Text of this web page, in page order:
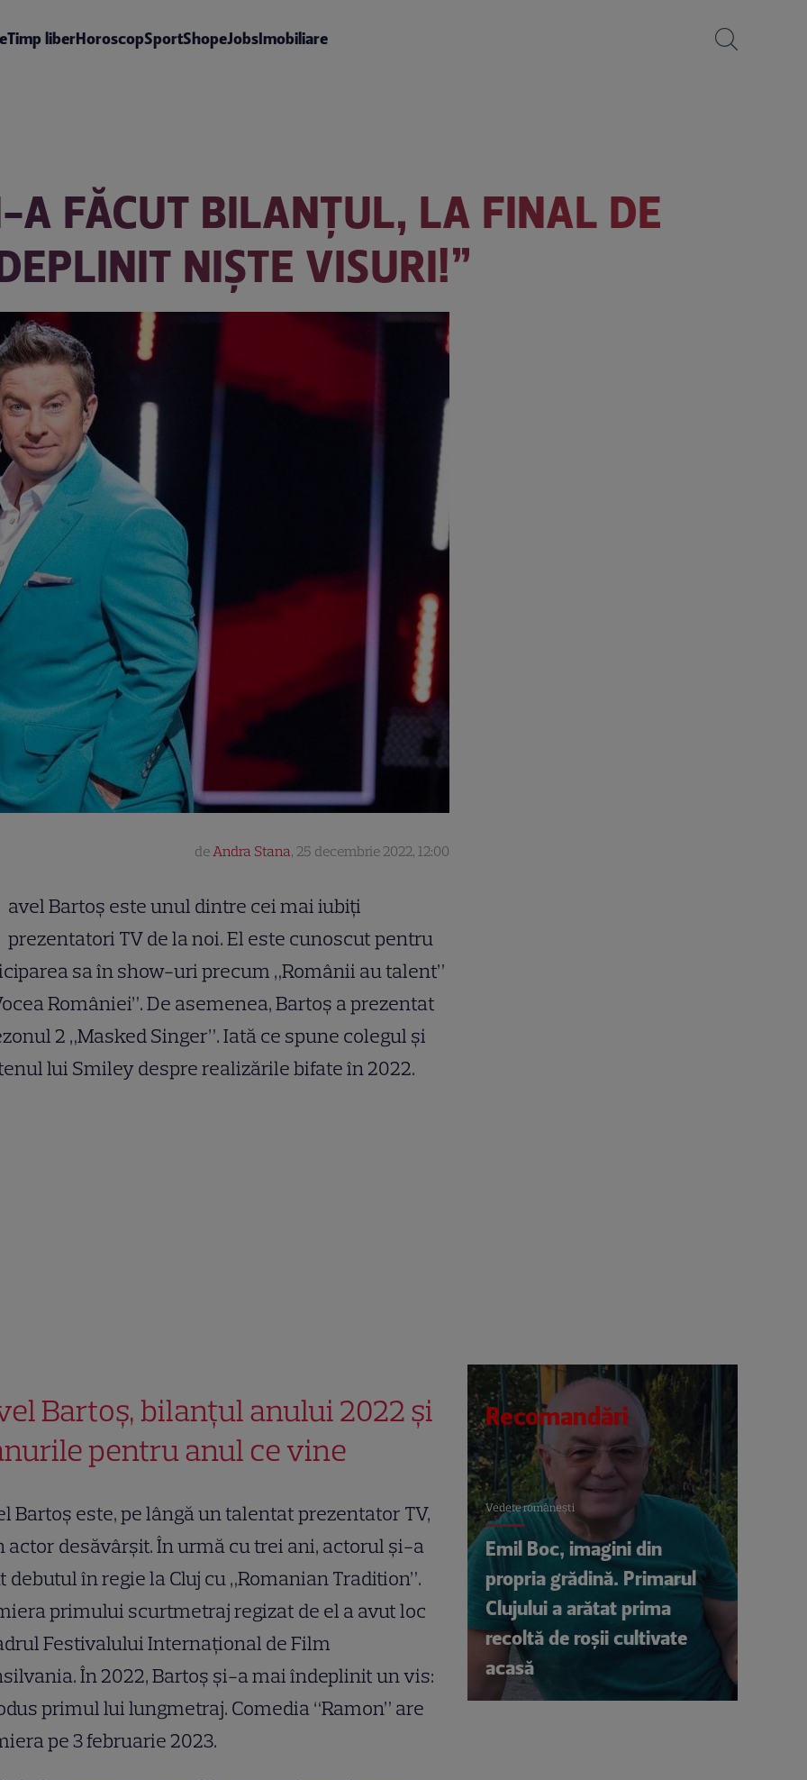
Timp liberHoroscopSportShopeJobsImobiliare
A FĂCUT BILANȚUL, LA FINAL DE
NIȘTE VISURI!”
deAndra Stana, 25 decembrie 2022, 12:00
avel Bartoș este unul dintre cei mai iubiți
prezentatori TV de la noi. El este cunoscut pentru
sa în show-uri precum „Românii au talent”
României”. De asemenea, Bartoș a prezentat
2 „Masked Singer”. Iată ce spune colegul și
lui Smiley despre realizările bifate în 2022.
Bartoș, bilanțul anului 2022 și
pentru anul ce vine
Bartoș este, pe lângă un talentat prezentator TV,
actor desăvârșit. În urmă cu trei ani, actorul și-a
debutul în regie la Cluj cu „Romanian Tradition”.
primului scurtmetraj regizat de el a avut loc
Festivalului Internațional de Film
În 2022, Bartoș și-a mai îndeplinit un vis:
primul lui lungmetraj. Comedia “Ramon” are
pe 3 februarie 2023.
Recomandări
Vedete româneşti
Emil Boc, imagini din
propria grădină. Primarul
Clujului a arătat prima
recoltă de roșii cultivate
acasă